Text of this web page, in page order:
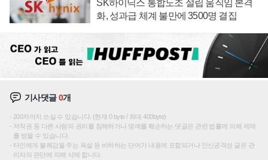
SK하이닉스 통합노조 설립 움직임 본격
화, 성과급 체계 불만에 3500명 결집
기사댓글0개
200자까지 쓰실 수 있습니다. (현재 0 byte / 최대 400byte)
저작권 등 다른 사람의 권리를 침해하거나 명예를 훼손하는 댓글은 관련 법률에 의해 제재
를 받을 수 있습니다.
타인에게 불쾌감을 주는 욕설 등 비하하는 단어가 내용에 포함되거나 인신공격성 글은 관
리자의 판단에 의해 삭제 합니다.